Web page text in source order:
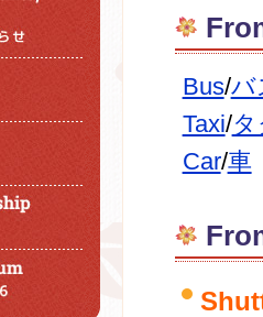
Bus/バ
Taxi/タ
Car/車